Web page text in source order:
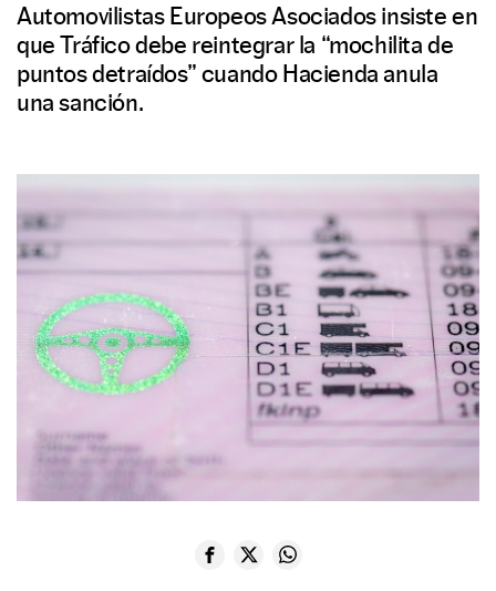
Automovilistas Europeos Asociados insiste en
que Tráfico debe reintegrar la “mochilita de
puntos detraídos” cuando Hacienda anula
una sanción.